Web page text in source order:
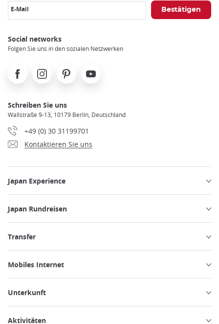
E-Mail
Social networks
Folgen Sie uns in den sozialen Netzwerken
FacebookInstagramPinterest Youtube
Schreiben Sie uns
Wallstraße 9-13, 10179 Berlin, Deutschland
+49 (0) 30 31199701
Kontaktieren Sie uns
Japan Experience
Japan Rundreisen
Transfer
Mobiles Internet
Unterkunft
Aktivitäten